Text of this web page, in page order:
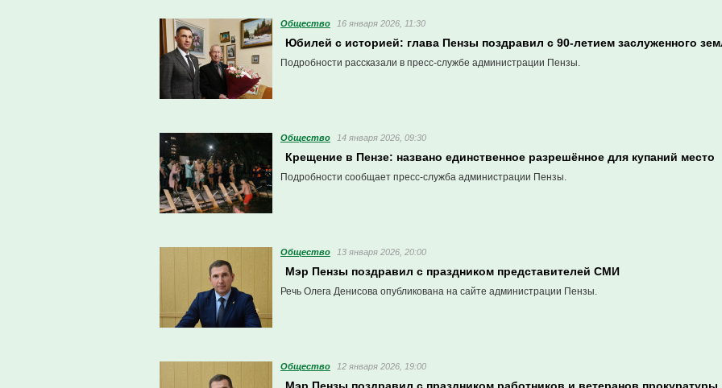
Общество 16 января 2026, 11:30
Юбилей с историей: глава Пензы поздравил с 90-летием заслуженного
Подробности рассказали в пресс-службе администрации Пензы.
Общество 14 января 2026, 09:30
Крещение в Пензе: названо единственное разрешённое для купаний место
Подробности сообщает пресс-служба администрации Пензы.
Общество 13 января 2026, 20:00
Мэр Пензы поздравил с праздником представителей СМИ
Речь Олега Денисова опубликована на сайте администрации Пензы.
Общество 12 января 2026, 19:00